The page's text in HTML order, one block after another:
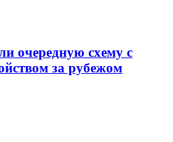
очередную схему с
за рубежом